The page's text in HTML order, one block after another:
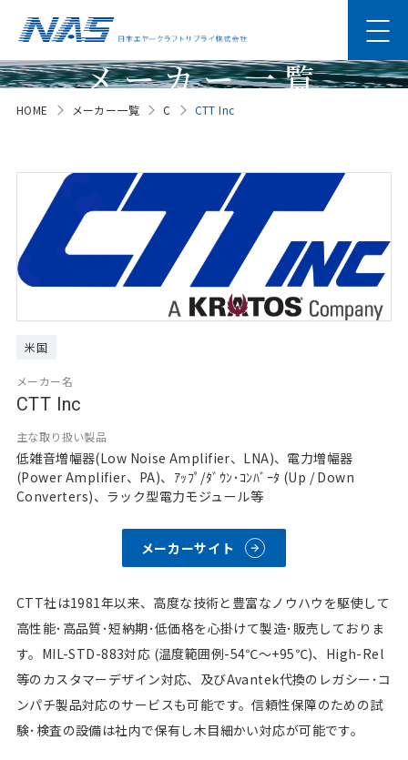
メーカー一覧
Manufacturer
HOME メーカー一覧 C CTT Inc
メーカー名
CTT Inc
主な取り扱い製品
低雑音増幅器(Low Noise Amplifier、LNA)、電力増幅器
(Power Amplifier、PA)、ｱｯﾌﾟ/ﾀﾞｳﾝ･ｺﾝﾊﾞｰﾀ (Up / Down
Converters)、ラック型電力モジュール等
メーカーサイト
米国
CTT社は1981年以来、高度な技術と豊富なノウハウを駆使して
高性能･高品質･短納期･低価格を心掛けて製造･販売しておりま
す。MIL-STD-883対応 (温度範囲例-54℃～+95℃)、High-Rel
等のカスタマーデザイン対応、及びAvantek代換のレガシー･コ
ンパチ製品対応のサービスも可能です。信頼性保障のための試
験･検査の設備は社内で保有し木目細かい対応が可能です。